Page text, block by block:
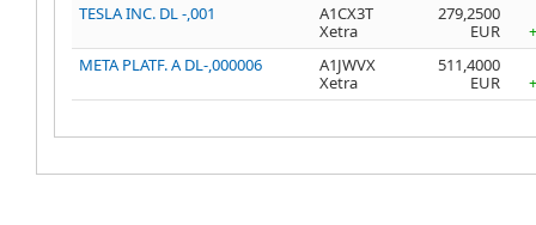
TESLA INC. DL -,001
A1CX3T
Xetra
279,2500
EUR
META PLATF. A DL-,000006
A1JWVX
Xetra
511,4000
EUR